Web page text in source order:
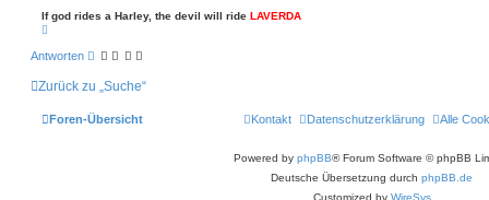
If god rides a Harley, the devil will ride LAVERDA
c
h
b
Antworten
Zurück zu „Suche“
Foren-Übersicht Alle
Datenschutzerklärung
Kontakt
Powered by phpBB® Forum Software © phpBB
Deutsche Übersetzung durch phpBB.de